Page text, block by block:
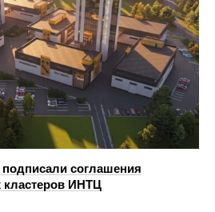
соглашения
кластеров ИНТЦ